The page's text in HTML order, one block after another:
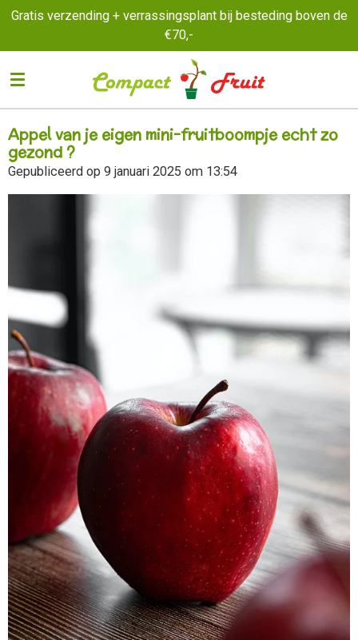
Ga
naar
de
Gratis verzending + verrassingsplant bij besteding boven de
€70,-
Appel van je eigen mini-fruitboompje echt zo
gezond ?
Gepubliceerd op 9 januari 2025 om 13:54